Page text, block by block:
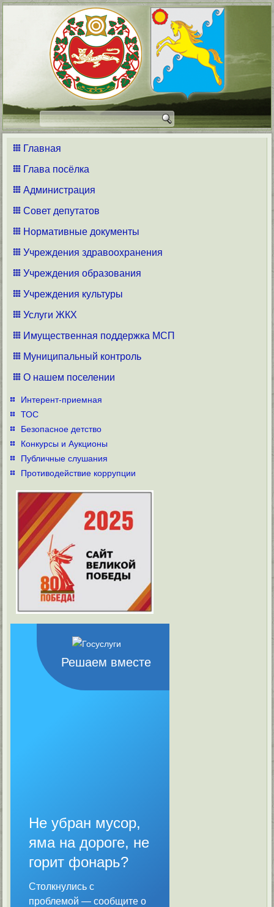
Главная
Глава посёлка
Администрация
Совет депутатов
Нормативные документы
Учреждения здравоохранения
Учреждения образования
Учреждения культуры
Услуги ЖКХ
Имущественная поддержка МСП
Муниципальный контроль
О нашем поселении
Интерент-приемная
ТОС
Безопасное детство
Конкурсы и Аукционы
Публичные слушания
Противодействие коррупции
Решаем вместе
Не убран мусор,
яма на дороге, не
горит фонарь?
Столкнулись с
проблемой — сообщите о